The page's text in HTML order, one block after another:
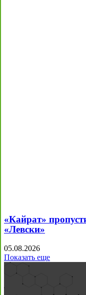
«Кайрат»
«Левски»
05.08.2026
Показать еще